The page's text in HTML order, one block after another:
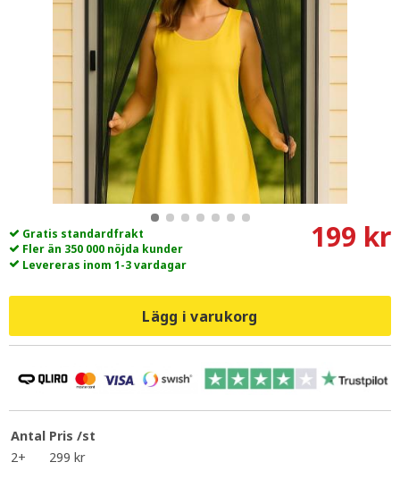
Gratis standardfrakt
Fler än 350 000 nöjda kunder
Levereras inom 1-3 vardagar
199 kr
Lägg i varukorg
Antal Pris /st
2+
299 kr